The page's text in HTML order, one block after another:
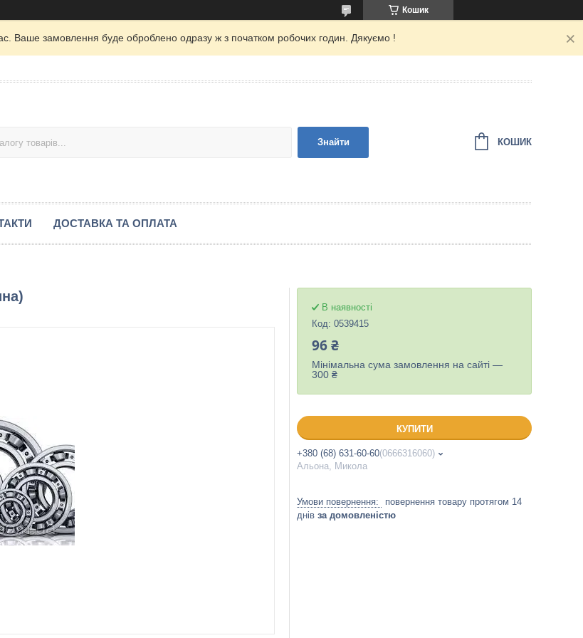
Кошик
Ваше замовлення буде оброблено одразу ж з початком робочих годин. Дякуємо !
Знайти КОШИК
ДОСТАВКА ТА ОПЛАТА
В наявності
Код: 0539415
96 ₴
Мінімальна сума замовлення на сайті —
300 ₴
КУПИТИ
+380 (68) 631-60-60 0666316060
Альона, Микола
повернення товару протягом 14
днів за домовленістю